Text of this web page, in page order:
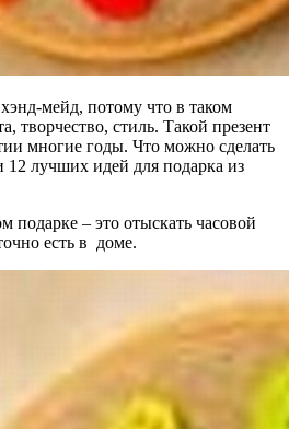
мейд, потому что в таком
творчество, стиль. Такой презент
многие годы. Что можно сделать
лучших идей для подарка из
подарке – это отыскать часовой
есть в доме.